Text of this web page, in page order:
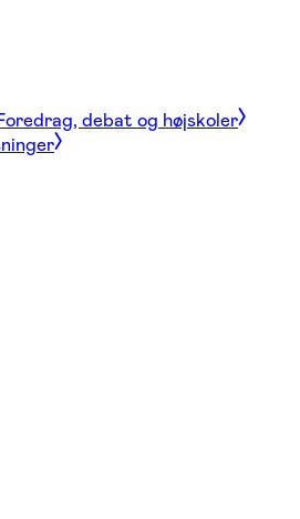
debat og højskoler